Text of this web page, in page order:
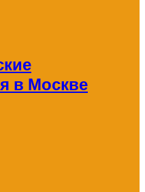
в Москве